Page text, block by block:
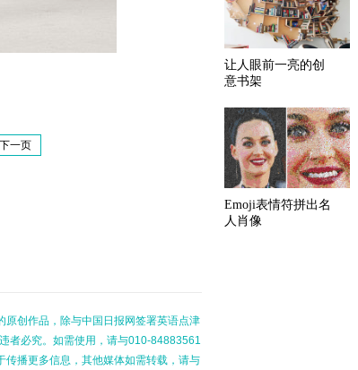
下一页
原创作品，除与中国日报网签署英语点津
者必究。如需使用，请与010-84883561
传播更多信息，其他媒体如需转载，请与
让人眼前一亮的创
意书架
Emoji表情符拼出名
人肖像